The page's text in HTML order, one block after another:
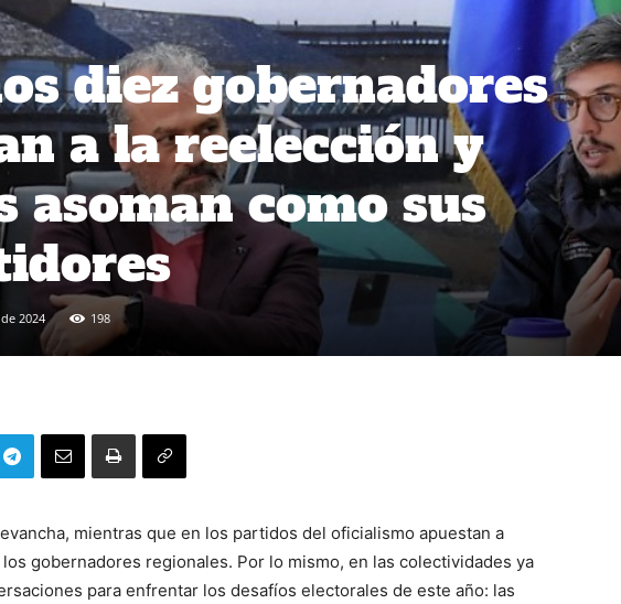
diez gobernadores
a la reelección y
asoman como sus
2024 198
mientras que en los partidos del oficialismo apuestan a
gobernadores regionales. Por lo mismo, en las colectividades ya
para enfrentar los desafíos electorales de este año: las